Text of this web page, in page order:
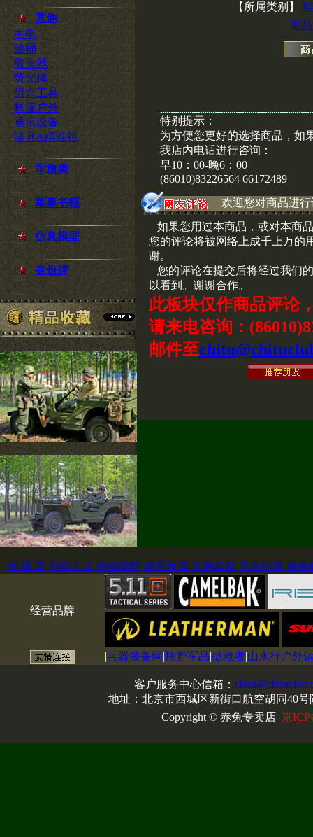
其他
手电
油桶
取火器
荧光棒
组合工具
帐篷户外
通讯设备
瞄具&瞄准镜
军旗类
军事书籍
仿真模型
身份牌
【所属类别】
军
特别提示：
为方便您更好的选择商品，如
我店内电话进行咨询：
早10：00-晚6：00
(86010)83226564 66172489
欢迎您对商品进
如果您用过本商品，或对本商
您的评论将被网络上成千上万的
谢。
您的评论在提交后将经过我们
以看到。谢谢合作。
此板块仅作商品评论
请来电咨询：
邮件至
收 藏 架 付款方式 购物流程 顾客反馈 交易条款 常见问题 商品
经营品牌
|兵器装备网 |翔野军品|拯救者|山水行户外
客户服务中心信箱：
地址：北京市西城区新街口航空胡同40
Copyright © 赤兔专卖店 京ICP